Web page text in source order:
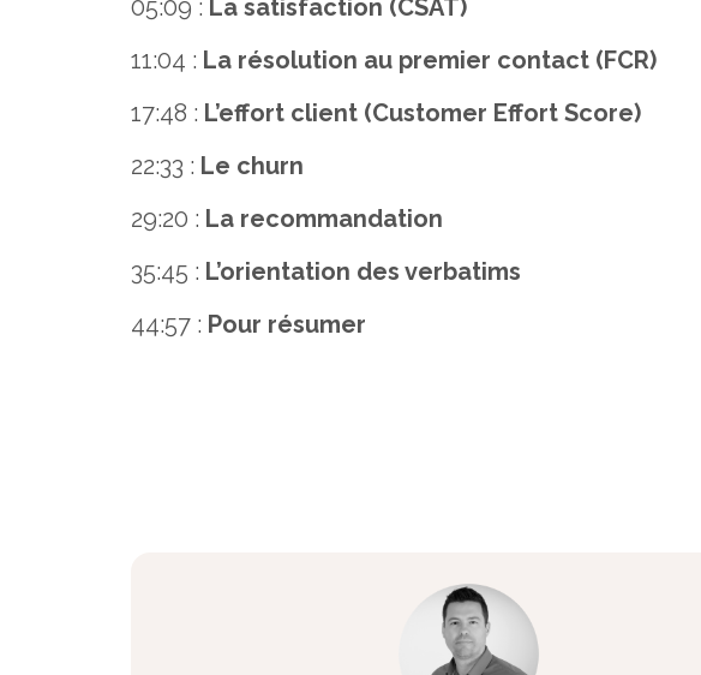
05:09 : La satisfaction (CSAT)
11:04 : La résolution au premier contact (FCR)
17:48 : L’effort client (Customer Effort Score)
22:33 : Le churn
29:20 : La recommandation
35:45 : L’orientation des verbatims
44:57 : Pour résumer